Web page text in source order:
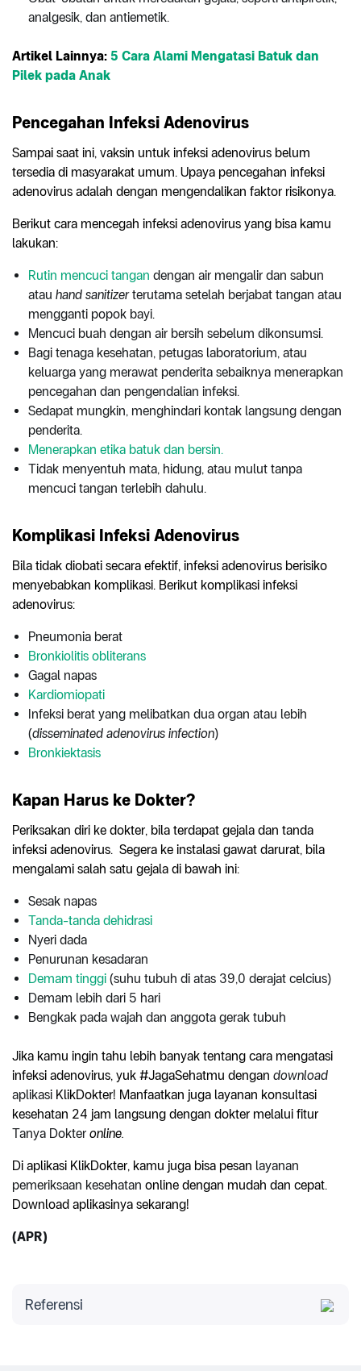
analgesik, dan antiemetik.
Artikel Lainnya: 5 Cara Alami Mengatasi Batuk dan
Pilek pada Anak
Pencegahan Infeksi Adenovirus
Sampai saat ini, vaksin untuk infeksi adenovirus belum
tersedia di masyarakat umum. Upaya pencegahan infeksi
adenovirus adalah dengan mengendalikan faktor risikonya.
Berikut cara mencegah infeksi adenovirus yang bisa kamu
lakukan:
Rutin mencuci tangan dengan air mengalir dan sabun
atau hand sanitizerterutama setelah berjabat tangan atau
mengganti popok bayi.
Mencuci buah dengan air bersih sebelum dikonsumsi.
Bagi tenaga kesehatan, petugas laboratorium, atau
keluarga yang merawat penderita sebaiknya menerapkan
pencegahan dan pengendalian infeksi.
Sedapat mungkin, menghindari kontak langsung dengan
penderita.
Menerapkan etika batuk dan bersin.
Tidak menyentuh mata, hidung, atau mulut tanpa
mencuci tangan terlebih dahulu.
Komplikasi Infeksi Adenovirus
Bila tidak diobati secara efektif, infeksi adenovirus berisiko
menyebabkan komplikasi. Berikut komplikasi infeksi
adenovirus:
Pneumonia berat
Bronkiolitis obliterans
Gagal napas
Kardiomiopati
Infeksi berat yang melibatkan dua organ atau lebih
(disseminated adenovirus infection)
Bronkiektasis
Kapan Harus ke Dokter?
Periksakan diri ke dokter, bila terdapat gejala dan tanda
infeksi adenovirus. Segera ke instalasi gawat darurat, bila
mengalami salah satu gejala di bawah ini:
Sesak napas
Tanda-tanda dehidrasi
Nyeri dada
Penurunan kesadaran
Demam tinggi (suhu tubuh di atas 39,0 derajat celcius)
Demam lebih dari 5 hari
Bengkak pada wajah dan anggota gerak tubuh
Jika kamu ingin tahu lebih banyak tentang cara mengatasi
infeksi adenovirus, yuk #JagaSehatmu dengan download
aplikasi KlikDokter! Manfaatkan juga layanan konsultasi
kesehatan 24 jam langsung dengan dokter melalui fitur
Tanya Dokter online.
Di aplikasi KlikDokter, kamu juga bisa pesan layanan
pemeriksaan kesehatan online dengan mudah dan cepat.
Download aplikasinya sekarang!
(APR)
Referensi